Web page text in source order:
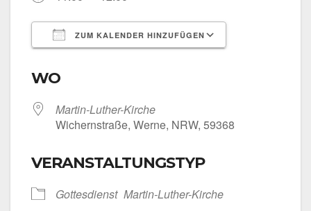
ZUM KALENDER HINZUFÜGEN
WO
Martin-Luther-Kirche
Wichern­stra­ße, Wer­ne, NRW, 59368
VERANSTALTUNGSTYP
Got­tes­dienst Martin-Luther-Kirche